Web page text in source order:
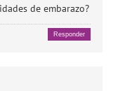
de embarazo?
Responder